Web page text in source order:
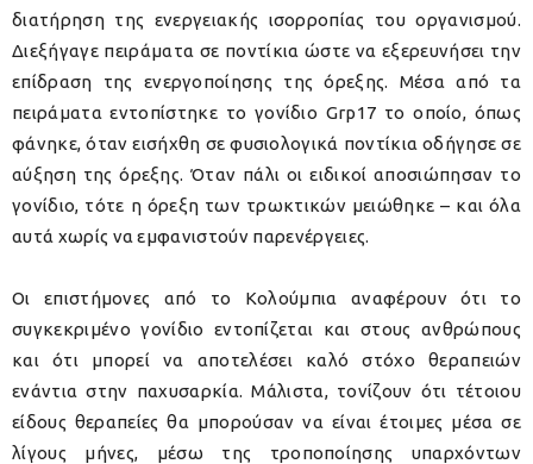
διατήρηση της ενεργειακής ισορροπίας του οργανισμού.
Διεξήγαγε πειράματα σε ποντίκια ώστε να εξερευνήσει την
επίδραση της ενεργοποίησης της όρεξης. Μέσα από τα
πειράματα εντοπίστηκε το γονίδιο Grp17 το οποίο, όπως
φάνηκε, όταν εισήχθη σε φυσιολογικά ποντίκια οδήγησε σε
αύξηση της όρεξης. Όταν πάλι οι ειδικοί αποσιώπησαν το
γονίδιο, τότε η όρεξη των τρωκτικών μειώθηκε – και όλα
αυτά χωρίς να εμφανιστούν παρενέργειες.
Οι επιστήμονες από το Κολούμπια αναφέρουν ότι το
συγκεκριμένο γονίδιο εντοπίζεται και στους ανθρώπους
και ότι μπορεί να αποτελέσει καλό στόχο θεραπειών
ενάντια στην παχυσαρκία. Μάλιστα, τονίζουν ότι τέτοιου
είδους θεραπείες θα μπορούσαν να είναι έτοιμες μέσα σε
λίγους μήνες, μέσω της τροποποίησης υπαρχόντων